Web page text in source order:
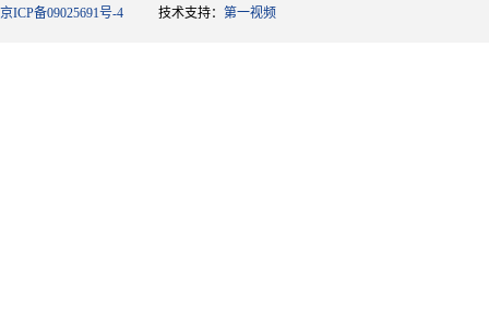
京ICP备09025691号-4 技术支持： 第一视频